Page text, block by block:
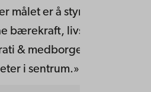
målet er å styrke de
bærekraft, livsmestring og
& medborgerskap, er
i sentrum.»